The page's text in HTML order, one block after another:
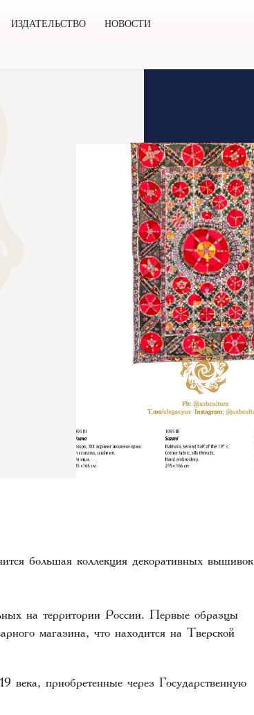
ИЗДАТЕЛЬСТВО
НОВОСТИ
большая коллекция декоративных вышивок
на территории России. Первые образцы
магазина, что находится на Тверской
века, приобретенные через Государственную